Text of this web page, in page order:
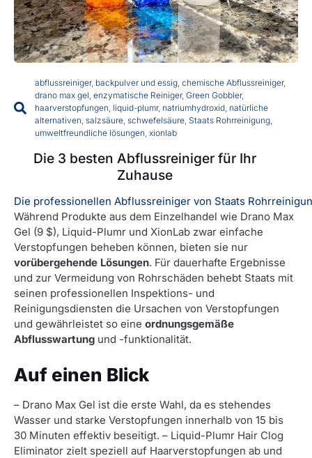
abflussreiniger, backpulver und essig, chemische Abflussreiniger,
drano max gel, enzymatische Reiniger, Green Gobbler,
haarverstopfungen, liquid-plumr, natriumhydroxid, natürliche
alternativen, salzsäure, schwefelsäure, Staats Rohrreinigung,
umweltfreundliche lösungen, xionlab
Die 3 besten Abflussreiniger für Ihr
Zuhause
Die professionellen Abflussreiniger von Staats
Während Produkte aus dem Einzelhandel wie Drano Max
Gel (9 $), Liquid-Plumr und XionLab zwar einfache
Verstopfungen beheben können, bieten sie nur
vorübergehende Lösungen. Für dauerhafte Ergebnisse
und zur Vermeidung von Rohrschäden behebt Staats mit
seinen professionellen Inspektions- und
Reinigungsdiensten die Ursachen von Verstopfungen
und gewährleistet so eine ordnungsgemäße
Abflusswartung und -funktionalität.
Auf einen Blick
– Drano Max Gel ist die erste Wahl, da es stehendes
Wasser und starke Verstopfungen innerhalb von 15 bis
30 Minuten effektiv beseitigt. – Liquid-Plumr Hair Clog
Eliminator zielt speziell auf Haarverstopfungen ab und